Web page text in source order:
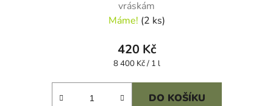
vráskám
Máme! (2 ks)
420 Kč
Měrná
8 400 Kč / 1 l
DO KOŠÍKU